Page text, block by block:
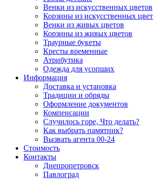
Венки из искусственных цветов
Корзины из искусственных
Венки из живых цветов
Корзины из живых цветов
Траурные букеты
Кресты временные
Атрибутика
Одежда для усопших
Информация
Доставка и установка
Традиции и обряды
Оформление документов
Компенсации
Случилось горе, Что делать?
Как выбрать памятник?
Вызвать агента 00-24
Стоимость
Контакты
Днепропетровск
Павлоград